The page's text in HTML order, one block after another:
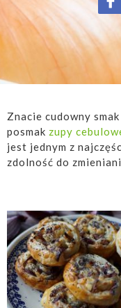
Znacie cudowny smak
posmak zupy
jest jednym z
zdolność do
doprawiając dania
gulasze. Przypalona
dorosołu, aby nadać
Podczas
sięgnąć poonion
usmażoną na